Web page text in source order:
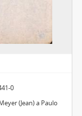
0
(Jean) a Paulo